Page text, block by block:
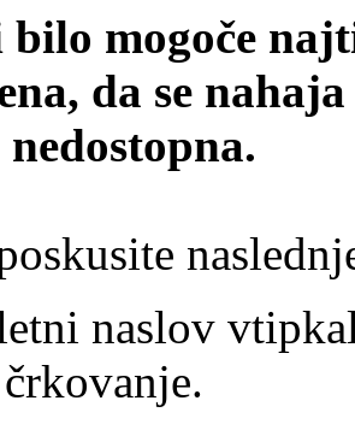
mogoče
da se
naslov